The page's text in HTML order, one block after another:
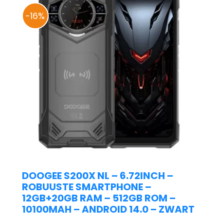
-16%
DOOGEE S200X NL – 6.72INCH –
ROBUUSTE SMARTPHONE –
12GB+20GB RAM – 512GB ROM –
10100MAH – ANDROID 14.0 – ZWART